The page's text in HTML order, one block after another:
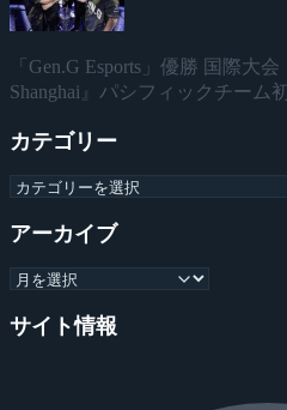
「Gen.G Esports」優勝 国際大
Shanghai』パシフィックチーム
カテゴリー
アーカイブ
サイト情報